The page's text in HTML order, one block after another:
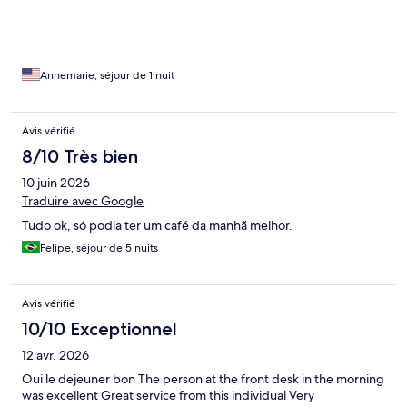
Annemarie, séjour de 1 nuit
Avis vérifié
8/10 Très bien
10 juin 2026
Traduire avec Google
Tudo ok, só podia ter um café da manhã melhor.
Felipe, séjour de 5 nuits
Avis vérifié
10/10 Exceptionnel
12 avr. 2026
Oui le dejeuner bon The person at the front desk in the morning
was excellent Great service from this individual Very